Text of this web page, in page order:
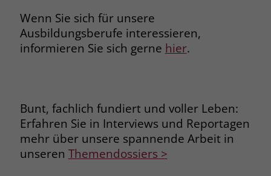
Wenn Sie sich für unsere
Ausbildungsberufe interessieren,
informieren Sie sich gerne hier.
Bunt, fachlich fundiert und voller Leben:
Erfahren Sie in Interviews und Reportagen
mehr über unsere spannende Arbeit in
unseren Themendossiers >
sodass erzielte Erfolge wie z.B.
Bestellungen oder Kontaktanfragen der
Anzeige zugewiesen werden können.
Anbieter Google Ads
Laufzeit 90 Tage
Dieses Cookie wird gesetzt, wenn ein